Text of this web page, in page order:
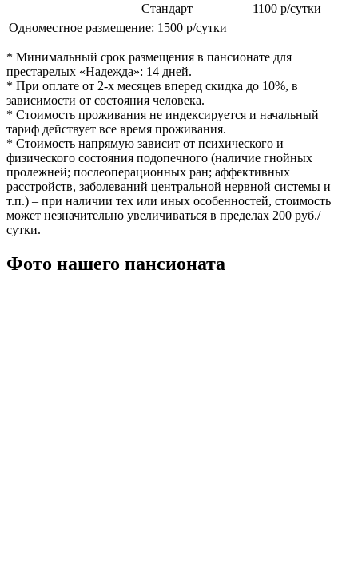
Стандарт
1100 р/сутки
Одноместное размещение: 1500 р/сутки
* Минимальный срок размещения в пансионате для
престарелых «Надежда»: 14 дней.
* При оплате от 2-х месяцев вперед скидка до 10%, в
зависимости от состояния человека.
* Стоимость проживания не индексируется и начальный
тариф действует все время проживания.
* Стоимость напрямую зависит от психического и
физического состояния подопечного (наличие гнойных
пролежней; послеоперационных ран; аффективных
расстройств, заболеваний центральной нервной системы и
т.п.) – при наличии тех или иных особенностей, стоимость
может незначительно увеличиваться в пределах 200 руб./
сутки.
Фото нашего пансионата